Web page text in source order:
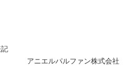
アニエルパルファン株式会社